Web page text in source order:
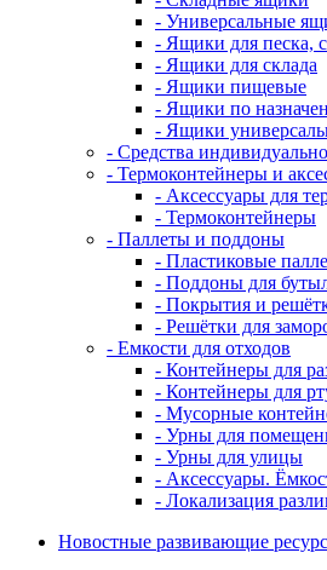
- Универсальные
- Ящики для песка,
- Ящики для склада
- Ящики пищевые
- Ящики по
- Ящики
- Средства
- Термоконтейнеры и
- Аксессуары для
- Термоконтейнеры
- Паллеты и поддоны
- Пластиковые
- Поддоны для
- Покрытия и
- Решётки для
- Емкости для отходов
- Контейнеры для
- Контейнеры для
- Мусорные
- Урны для
- Урны для улицы
- Аксессуары.
- Локализация
Новостные развивающие